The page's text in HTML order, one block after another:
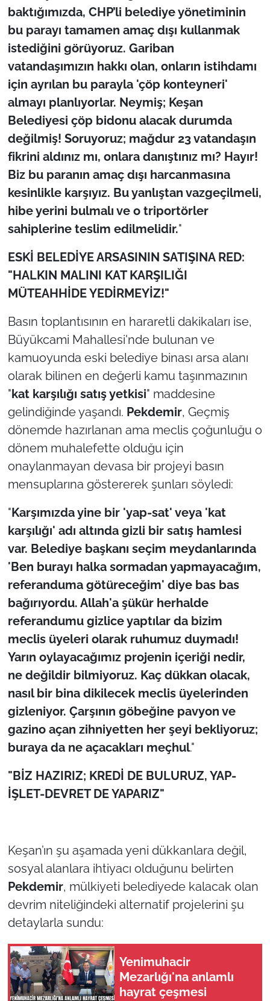
baktığımızda, CHP’li belediye yönetiminin
bu parayı tamamen amaç dışı kullanmak
istediğini görüyoruz. Gariban
vatandaşımızın hakkı olan, onların istihdamı
için ayrılan bu parayla 'çöp konteyneri'
almayı planlıyorlar. Neymiş; Keşan
Belediyesi çöp bidonu alacak durumda
değilmiş! Soruyoruz; mağdur 23 vatandaşın
fikrini aldınız mı, onlara danıştınız mı? Hayır!
Biz bu paranın amaç dışı harcanmasına
kesinlikle karşıyız. Bu yanlıştan vazgeçilmeli,
hibe yerini bulmalı ve o triportörler
sahiplerine teslim edilmelidir."
ESKİ BELEDİYE ARSASININ SATIŞINA RED:
"HALKIN MALINI KAT KARŞILIĞI
MÜTEAHHİDEYEDİRMEYİZ!"
Basın toplantısının en hararetli dakikaları ise,
Büyükcami Mahallesi'nde bulunan ve
kamuoyunda eski belediye binası arsa alanı
olarak bilinen en değerli kamu taşınmazının
"kat karşılığı satış yetkisi" maddesine
gelindiğinde yaşandı. Pekdemir, Geçmiş
dönemde hazırlanan ama meclis çoğunluğu o
dönem muhalefette olduğu için
onaylanmayan devasa bir projeyi basın
mensuplarına göstererek şunları söyledi:
"Karşımızda yine bir 'yap-sat' veya 'kat
karşılığı' adı altında gizli bir satış hamlesi
var. Belediye başkanı seçim meydanlarında
'Ben burayı halka sormadan yapmayacağım,
referanduma götüreceğim' diye bas bas
bağırıyordu. Allah'a şükür herhalde
referandumu gizlice yaptılar da bizim
meclis üyeleri olarak ruhumuz duymadı!
Yarın oylayacağımız projenin içeriği nedir,
ne değildir bilmiyoruz. Kaç dükkan olacak,
nasıl bir bina dikilecek meclis üyelerinden
gizleniyor. Çarşının göbeğine pavyon ve
gazino açan zihniyetten her şeyi bekliyoruz;
buraya da ne açacakları meçhul."
"BİZ HAZIRIZ; KREDİ DE BULURUZ, YAP-
İŞLET-DEVRET DE YAPARIZ"
Keşan’ın şu aşamada yeni dükkanlara değil,
sosyal alanlara ihtiyacı olduğunu belirten
Pekdemir, mülkiyeti belediyede kalacak olan
devrim niteliğindeki alternatif projelerini şu
detaylarla sundu:
Yenimuhacir
Mezarlığı'na anlamlı
hayrat çeşmesi